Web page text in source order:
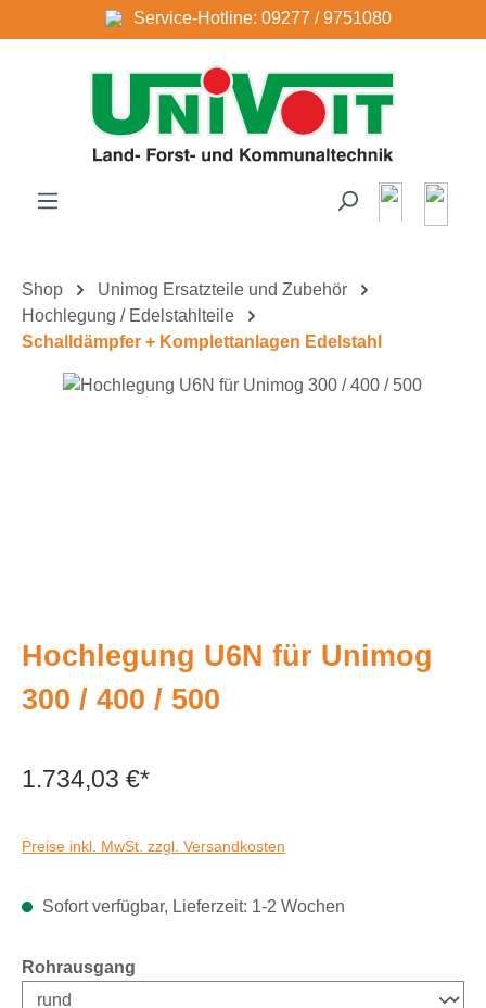
Zum Hauptinhalt springenService-Hotline: 09277 / 9751080
Shop
Unimog Ersatzteile und Zubehör
Hochlegung / Edelstahlteile
Schalldämpfer + Komplettanlagen Edelstahl
Bildergalerie überspringen
Hochlegung U6N für Unimog
300 / 400 / 500
1.734,03 €*
Preise inkl. MwSt. zzgl. Versandkosten
Sofort verfügbar, Lieferzeit: 1-2 Wochen
Rohrausgang